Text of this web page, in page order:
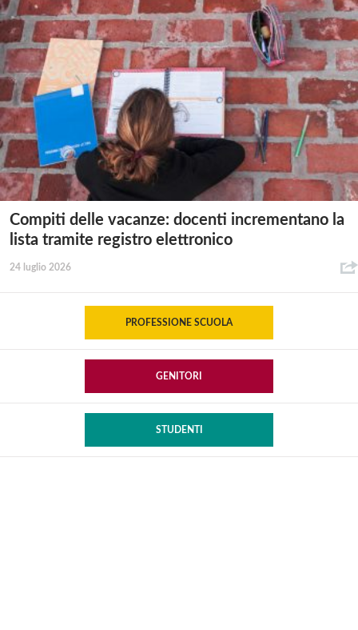
Compiti delle vacanze: docenti incrementano la
lista tramite registro elettronico
24 luglio 2026
PROFESSIONE SCUOLA
GENITORI
STUDENTI